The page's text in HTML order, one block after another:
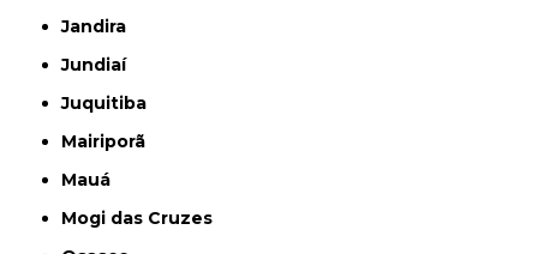
Jandira
Jundiaí
Juquitiba
Mairiporã
Mauá
Mogi das Cruzes